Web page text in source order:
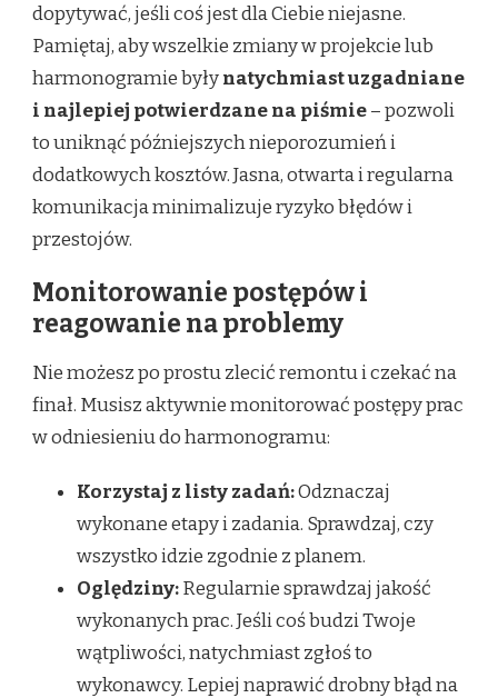
dopytywać, jeśli coś jest dla Ciebie niejasne.
Pamiętaj, aby wszelkie zmiany w projekcie lub
harmonogramie byłynatychmiast uzgadniane
i najlepiej potwierdzane na piśmie– pozwoli
to uniknąć późniejszych nieporozumień i
dodatkowych kosztów. Jasna, otwarta i regularna
komunikacja minimalizuje ryzyko błędów i
przestojów.
Monitorowanie postępów i
reagowanie na problemy
Nie możesz po prostu zlecić remontu i czekać na
finał. Musisz aktywnie monitorować postępy prac
w odniesieniu do harmonogramu:
Korzystaj z listy zadań:Odznaczaj
wykonane etapy i zadania. Sprawdzaj, czy
wszystko idzie zgodnie z planem.
Oględziny:Regularnie sprawdzaj jakość
wykonanych prac. Jeśli coś budzi Twoje
wątpliwości, natychmiast zgłoś to
wykonawcy. Lepiej naprawić drobny błąd na